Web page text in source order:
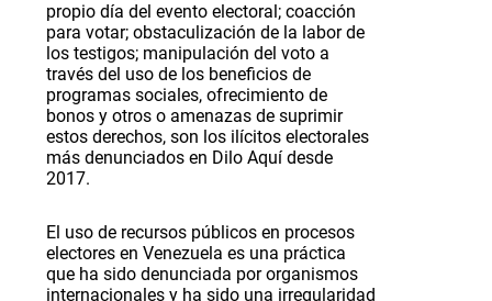
propio día del evento electoral; coacción
para votar; obstaculización de la labor de
los testigos; manipulación del voto a
través del uso de los beneficios de
programas sociales, ofrecimiento de
bonos y otros o amenazas de suprimir
estos derechos, son los ilícitos electorales
más denunciados en Dilo Aquí desde
2017.
El uso de recursos públicos en procesos
electores en Venezuela es una práctica
que ha sido denunciada por organismos
internacionales y ha sido una irregularidad